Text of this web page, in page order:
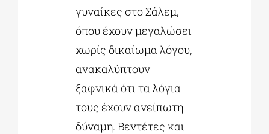
γυναίκες στο Σάλεμ,
όπου έχουν μεγαλώσει
χωρίς δικαίωμα λόγου,
ανακαλύπτουν
ξαφνικά ότι τα λόγια
τους έχουν ανείπωτη
δύναμη. Βεντέτες και